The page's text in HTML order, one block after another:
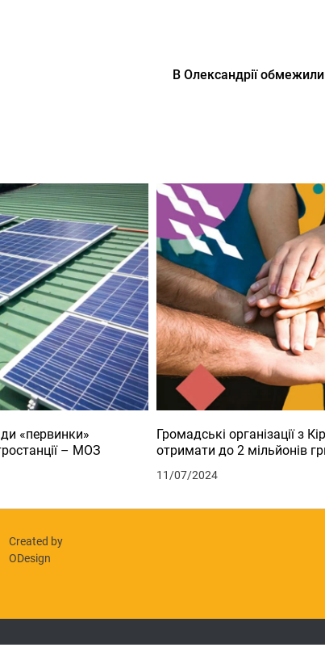
В Олександрії
«первинки»
– МОЗ
Громадські організації з
отримати до 2 мільйонів
11/07/2024
Created by
ODesign